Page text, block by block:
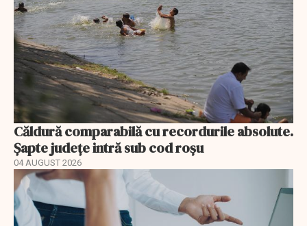
Căldură comparabilă cu recordurile absolute.
Șapte județe intră sub cod roșu
04 AUGUST 2026